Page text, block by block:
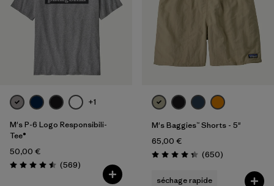
+1
M's P-6 Logo Responsibili-
Tee®
50,00 €
Évaluation: 4.5 / 5
(569Avis
)
M's Baggies™ Shorts - 5"
65,00 €
Évaluation: 4.4 / 5
(650Avis
)
séchage rapide